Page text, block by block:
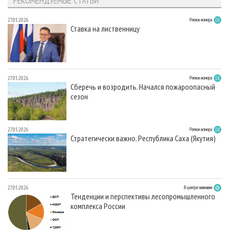
27.05.2026 Регион номера
Ставка на лиственницу
27.05.2026 Регион номера
Сберечь и возродить. Начался пожароопасный
сезон
27.05.2026 Регион номера
Стратегически важно. Республика Саха (Якутия)
27.05.2026 В центре внимания
Тенденции и перспективы лесопромышленного
комплекса России